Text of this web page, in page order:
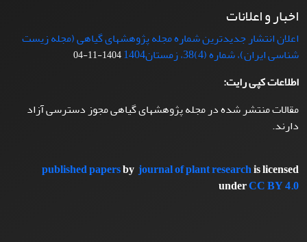
اخبار و اعلانات
اعلان انتشار جدیدترین شماره مجله پژوهشهای گیاهی (مجله زیست
شناسی ایران)، شماره (4)38، زمستان1404
1404-11-04
اطلاعات کپی رایت:
مقالات منتشر شده در مجله پژوهشهای گیاهی مجوز دسترسی آزاد
دارند.
published papersbyjournal of plant researchis licensed
underCC BY 4.0